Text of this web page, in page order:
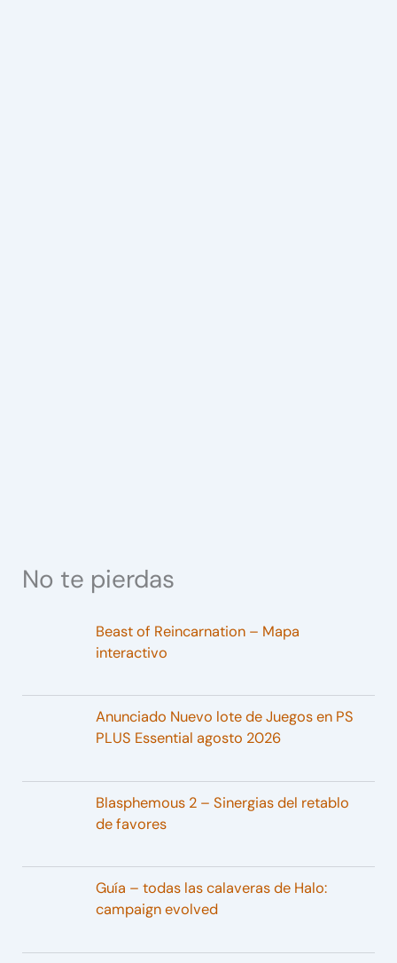
No te pierdas
Beast of Reincarnation – Mapa
interactivo
Anunciado Nuevo lote de Juegos en PS
PLUS Essential agosto 2026
Blasphemous 2 – Sinergias del retablo
de favores
Guía – todas las calaveras de Halo:
campaign evolved